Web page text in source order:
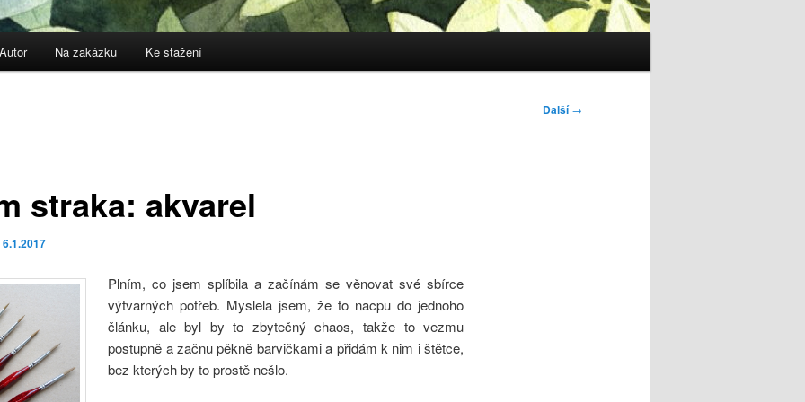
Autor Na zakázku Ke stažení
Další→
straka: akvarel
6.1.2017
Plním, co jsem splíbila a začínám se věnovat své sbírce
výtvarných potřeb. Myslela jsem, že to nacpu do jednoho
článku, ale byl by to zbytečný chaos, takže to vezmu
postupně a začnu pěkně barvičkami a přidám k nim i štětce,
bez kterých by to prostě nešlo.